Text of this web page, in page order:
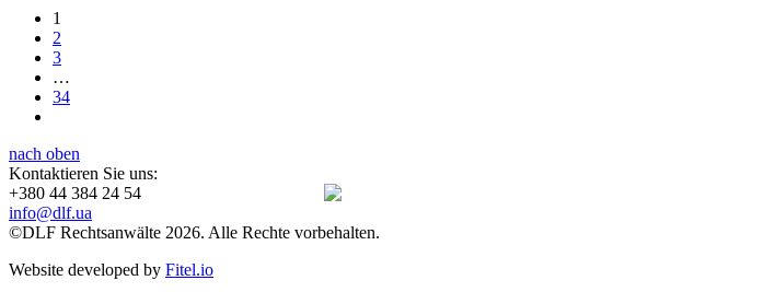
1
2
3
…
34
nach oben
Kontaktieren Sie uns:
+380 44 384 24 54
info@dlf.ua
©DLF Rechtsanwälte 2026. Alle Rechte vorbehalten.
Website developed by Fitel.io